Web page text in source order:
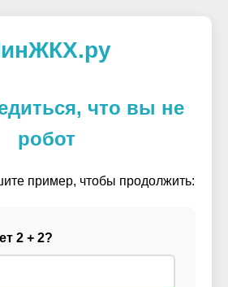
что вы не
робот
пример, чтобы продолжить:
2 + 2?